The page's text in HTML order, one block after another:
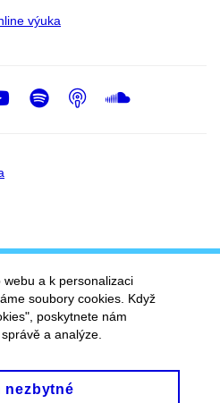
výuka
Youtube
Spotify
Podcast
a k personalizaci
soubory cookies. Když
poskytnete nám
a analýze.
nezbytné